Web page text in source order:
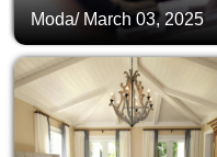
Moda/ March 03, 2025